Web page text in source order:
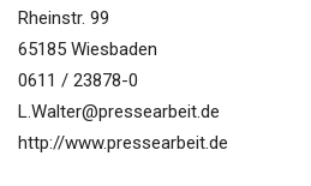
Rheinstr. 99
65185 Wiesbaden
0611 / 23878-0
L.Walter@pressearbeit.de
http://www.pressearbeit.de